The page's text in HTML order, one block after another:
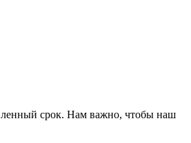
срок. Нам важно, чтобы наш